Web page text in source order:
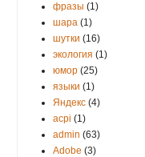
фразы (1)
шара (1)
шутки (16)
экология (1)
юмор (25)
языки (1)
Яндекс (4)
acpi (1)
admin (63)
Adobe (3)